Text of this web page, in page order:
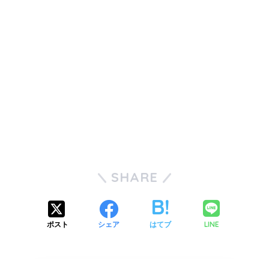
SHARE
ポスト シェア はてブ LINE